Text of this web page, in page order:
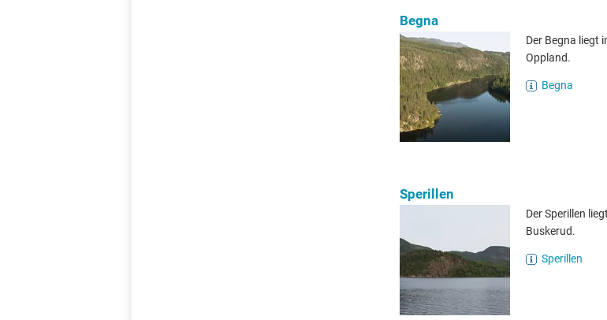
Begna
Der Begna liegt
Oppland.
Begna
Sperillen
Der Sperillen
Buskerud.
Sperillen